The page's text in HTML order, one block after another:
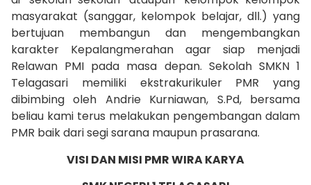
masyarakat (sanggar, kelompok belajar, dll.) yang
bertujuan membangun dan mengembangkan
karakter Kepalangmerahan agar siap menjadi
Relawan PMI pada masa depan. Sekolah SMKN 1
Telagasari memiliki ekstrakurikuler PMR yang
dibimbing oleh Andrie Kurniawan, S.Pd, bersama
beliau kami terus melakukan pengembangan dalam
PMR baik dari segi sarana maupun prasarana.
VISI DAN MISI PMR WIRA KARYA